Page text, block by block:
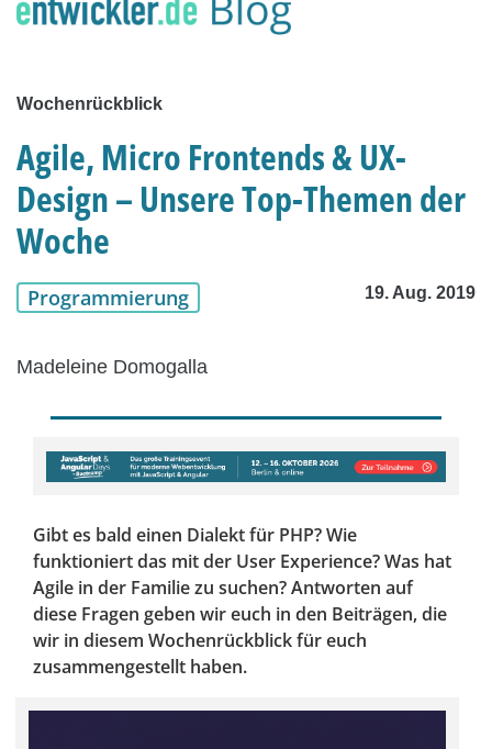
Wochenrückblick
Agile, Micro Frontends & UX-
Design – Unsere Top-Themen der
Woche
Programmierung 19. Aug. 2019
Madeleine Domogalla
Gibt es bald einen Dialekt für PHP? Wie
funktioniert das mit der User Experience? Was hat
Agile in der Familie zu suchen? Antworten auf
diese Fragen geben wir euch in den Beiträgen, die
wir in diesem Wochenrückblick für euch
zusammengestellt haben.